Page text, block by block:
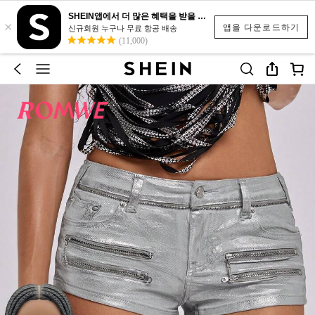
앱을 다운로드하기
×
SHEIN앱에서 더 많은 혜택을 받을 수 있어요.
신규회원 누구나 무료 항공 배송
(11,000)